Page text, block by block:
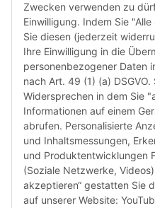
Zwecken verwenden zu
Einwilligung. Indem Sie
Sie diesen (jederzeit
Ihre Einwilligung in die
personenbezogener Daten
nach Art. 49 (1) (a) DSGVO.
Widersprechen in dem Sie
Informationen auf einem
abrufen. Personalisierte
und Inhaltsmessungen,
und Produktentwicklungen
(Soziale Netzwerke,
akzeptieren“ gestatten Sie
auf unserer Website: